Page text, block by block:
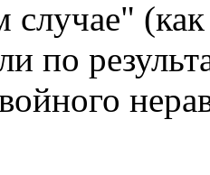
случае"
по